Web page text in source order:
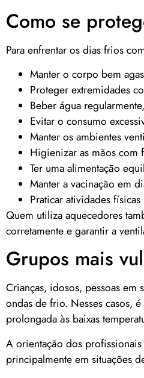
Como se
Para enfrentar os dias frios
Manter o corpo bem
Proteger extremidades
Beber água
Evitar o consumo
Manter os ambientes
Higienizar as mãos com
Ter uma alimentação
Manter a vacinação em
Praticar atividades
Quem utiliza aquecedores
corretamente e garantir a
Grupos mais
Crianças, idosos, pessoas em
ondas de frio. Nesses casos,
prolongada às baixas
A orientação dos
principalmente em situações